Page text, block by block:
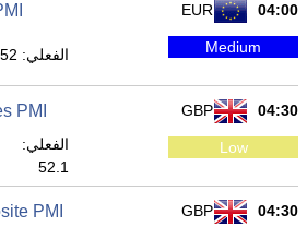
04:00
EUR
Medium الفعلي: 52
04:30
GBP
PMI
Low
الفعلي:
52.1
04:30
GBP
PMI